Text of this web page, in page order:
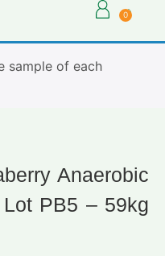
0
sample of each
Anaerobic
PB5 – 59kg